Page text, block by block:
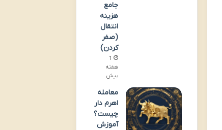
جامع
هزینه
انتقال
(صفر
کردن)
1
هفته
پیش
معامله
اهرم دار
چیست؟
آموزش